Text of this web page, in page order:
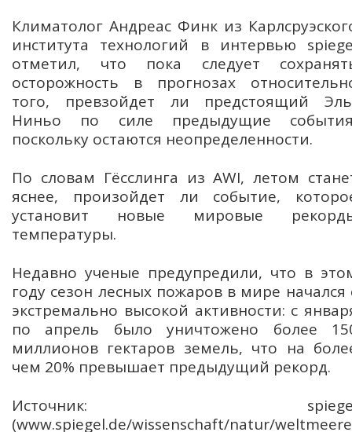
Климатолог Андреас Финк из
института технологий в интервью
отметил, что пока следует
осторожность в прогнозах
того, превзойдет ли предстоящий
Ниньо по силе предыдущие
поскольку остаются неопределенности.
По словам Гёсслинга из AWI, летом
яснее, произойдет ли событие,
установит новые мировые
температуры.
Недавно ученые предупредили, что в
году сезон лесных пожаров в мире начался
экстремально высокой активности: с
по апрель было уничтожено более
миллионов гектаров земель, что на
чем 20% превышает предыдущий рекорд.
Источник:
(www.spiegel.de/wissenschaft/natur/